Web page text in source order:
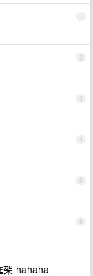
1
2
3
4
5
6
架 hahaha